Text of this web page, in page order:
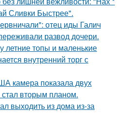
Сливки Быстрее".
отец иды Галич
развод дочери.
летние топы и маленькие
внутренний торг с
камера показала двух
вторым планом.
выходить из дома из-за